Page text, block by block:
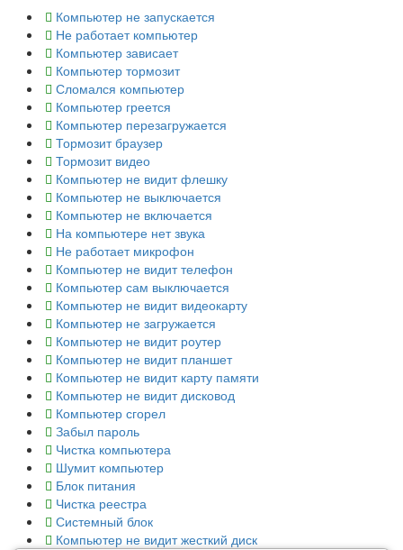
Компьютер не запускается
Не работает компьютер
Компьютер зависает
Компьютер тормозит
Сломался компьютер
Компьютер греется
Компьютер перезагружается
Тормозит браузер
Тормозит видео
Компьютер не видит флешку
Компьютер не выключается
Компьютер не включается
На компьютере нет звука
Не работает микрофон
Компьютер не видит телефон
Компьютер сам выключается
Компьютер не видит видеокарту
Компьютер не загружается
Компьютер не видит роутер
Компьютер не видит планшет
Компьютер не видит карту памяти
Компьютер не видит дисковод
Компьютер сгорел
Забыл пароль
Чистка компьютера
Шумит компьютер
Блок питания
Чистка реестра
Системный блок
Компьютер не видит жесткий диск